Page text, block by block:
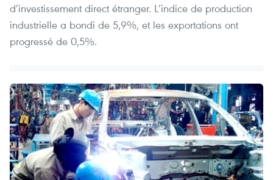
d’investissement direct étranger. L’indice de production
industrielle a bondi de 5,9%, et les exportations ont
progressé de 0,5%.